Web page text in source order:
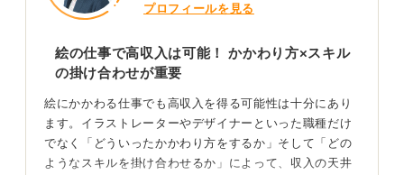
プロフィールを見る
絵の仕事で高収入は可能！ かかわり方×スキル
の掛け合わせが重要
絵にかかわる仕事でも高収入を得る可能性は十分にあり
ます。イラストレーターやデザイナーといった職種だけ
でなく「どういったかかわり方をするか」そして「どの
ようなスキルを掛け合わせるか」によって、収入の天井